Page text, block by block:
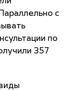
с
по
357